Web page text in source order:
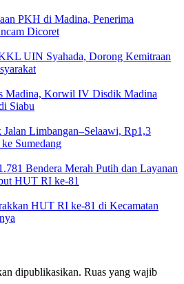
PKH di Madina, Penerima
Dicoret
UIN Syahada, Dorong Kemitraan
Madina, Korwil IV Disdik Madina
Siabu
Limbangan–Selaawi, Rp1,3
Sumedang
Bendera Merah Putih dan Layanan
HUT RI ke-81
HUT RI ke-81 di Kecamatan
dipublikasikan. Ruas yang wajib